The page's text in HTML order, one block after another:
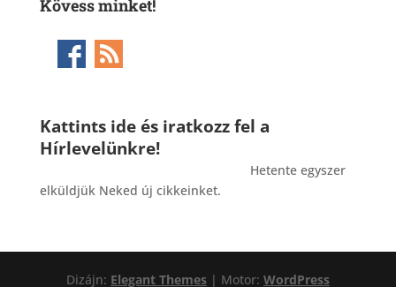
Kövess minket!
Kattints ide és iratkozz fel a
Hírlevelünkre!
Hetente egyszer
elküldjük Neked új cikkeinket.
Dizájn: Elegant Themes| Motor: WordPress